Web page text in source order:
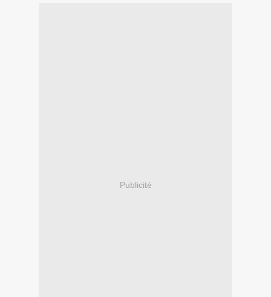
Publicité